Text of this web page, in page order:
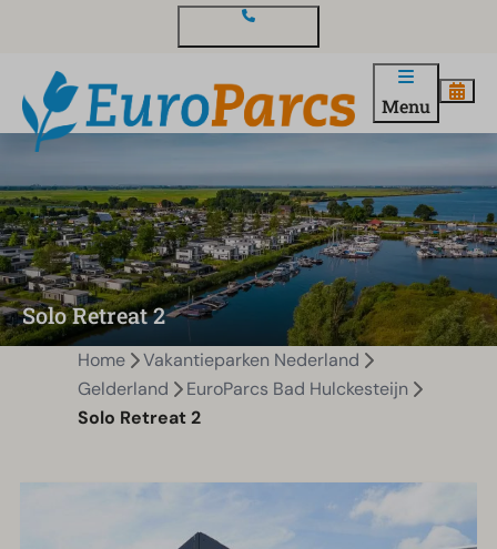
Menu
Solo Retreat 2
Home
Vakantieparken Nederland
Gelderland
EuroParcs Bad Hulckesteijn
Solo Retreat 2